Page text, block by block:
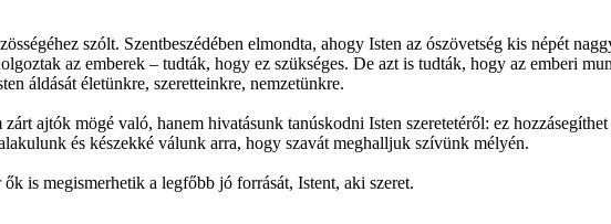
szólt. Szentbeszédében elmondta, ahogy Isten az ószövetség kis népét
az emberek – tudták, hogy ez szükséges. De azt is tudták, hogy az emberi
áldását életünkre, szeretteinkre, nemzetünkre.
ajtók mögé való, hanem hivatásunk tanúskodni Isten szeretetéről: ez
és készekké válunk arra, hogy szavát meghalljuk szívünk mélyén.
is megismerhetik a legfőbb jó forrását, Istent, aki szeret.